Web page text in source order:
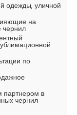
одежды, уличной
на
чернил
по
в
чернил